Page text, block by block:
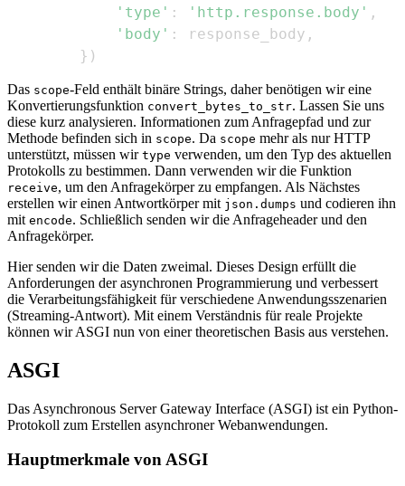
'type' : 'http.response.body' ,
'body' : response_body ,
} )
Das scope-Feld enthält binäre Strings, daher benötigen wir eine
Konvertierungsfunktion convert_bytes_to_str. Lassen Sie uns
diese kurz analysieren. Informationen zum Anfragepfad und zur
Methode befinden sich in scope. Da scope mehr als nur HTTP
unterstützt, müssen wir type verwenden, um den Typ des aktuellen
Protokolls zu bestimmen. Dann verwenden wir die Funktion
receive, um den Anfragekörper zu empfangen. Als Nächstes
erstellen wir einen Antwortkörper mit json.dumps und codieren ihn
mit encode. Schließlich senden wir die Anfrageheader und den
Anfragekörper.
Hier senden wir die Daten zweimal. Dieses Design erfüllt die
Anforderungen der asynchronen Programmierung und verbessert
die Verarbeitungsfähigkeit für verschiedene Anwendungsszenarien
(Streaming-Antwort). Mit einem Verständnis für reale Projekte
können wir ASGI nun von einer theoretischen Basis aus verstehen.
ASGI
Das Asynchronous Server Gateway Interface (ASGI) ist ein Python-
Protokoll zum Erstellen asynchroner Webanwendungen.
Hauptmerkmale von ASGI